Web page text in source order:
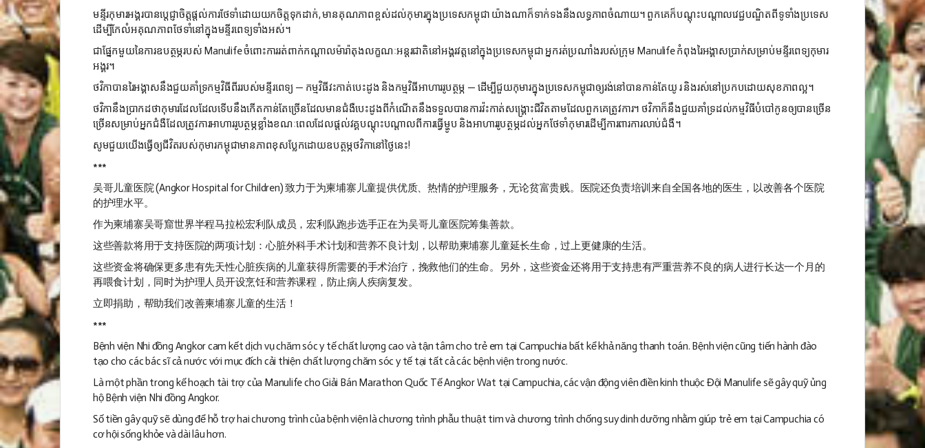
មន្ទីរ​កុមារ​អង្គរ​បាន​ប្ដេជ្ញា​ចិត្ត​ផ្ដល់​ការ​ថែទាំ​ដោយ​យក​ចិត្ត​ទុកដាក់,មាន​គុណភាព​ខ្ពស់​ដល់​កុមារ​ក្នុង​ប្រទេស​កម្ពុជា យ៉ាង​ណា​ក៏​ទាក់ទង​នឹង​លទ្ធភាព​ចំណាយ។ ពួកគេ​ក៏​បណ្ដុះបណ្ដាល​វេជ្ជបណ្ឌិត​ពី​ទូទាំង​ប្រទេស​
ដើម្បី​កែលំអ​គុណភាព​ថែទាំ​នៅ​ក្នុង​មន្ទីរ​ពេទ្យ​ទាំងអស់។
ជា​ផ្នែក​មួយ​នៃ​ការ​ឧបត្ថម្ភ​របស់ Manulifeចំពោះ​ការ​រត់​ពាក់កណ្ដាល​ម៉ារ៉ាតុង​លក្ខណៈ​អន្តរជាតិ​នៅ​អង្គរវត្ត​នៅ​ក្នុង​ប្រទេស​កម្ពុជា អ្នក​រត់​ប្រណាំង​របស់​ក្រុម Manulifeកំពុង​រៃអង្គាស​ប្រាក់​សម្រាប់​មន្ទីរពេទ្យ​កុមារ​
អង្គរ។
ថវិកា​បាន​រៃអង្គាស​នឹង​ជួយ​គាំទ្រ​កម្មវិធី​ពីរ​របស់មន្ទីរពេទ្យ — កម្មវិធីវះកាត់​បេះដូង និង​កម្មវិធី​​អាហារ​រូបត្ថម្ភ — ដើម្បី​ជួយ​កុមារ​ក្នុង​ប្រទេស​កម្ពុជា​ឲ្យ​រង់​នៅ​​បានកាន់តែយូរ និង​រស់នៅ​ប្រកប​ដោយ​សុខភាព​ល្អ។
ថវិកា​នឹង​ប្រាកដថា​​ កុមារ​ដែលដែល​ទើប​នឹង​កើត​កាន់តែ​ច្រើន​ដែល​មាន​ជំងឺបេះដូង​ពី​កំណើត​នឹង​ទទួល​បាន​ការ​វ៉ះកាត់​សង្គ្រោះ​ជីវិត​តាម​ដែល​ពួកគេ​ត្រូ​វការ។ ថវិកា​ក៏​នឹង​ជួយ​គាំទ្រ​ដល់​កម្មវិធី​បំបៅ​កូន​ឲ្យ​បាន​ច្រើន​
ច្រើន​សម្រាប់​អ្នក​ជំងឺ​ដែល​ត្រូវការ​អាហារ​រូបត្ថម្ភ​ខ្លាំង​ ខណៈ​ពេល​ដែល​ផ្ដល់​​វគ្គបណ្ដុះបណ្ដាល​ពី​ការ​ធ្វើ​ម្ហូប និង​អាហាររូបត្ថម្ភ​ដល់​អ្នក​ថែទាំ​កុមារ​ដើម្បីការពារ​​ការ​លាប់​ជំងឺ។
សូម​ជួយ​យើង​ធ្វើ​ឲ្យ​ជីវិត​របស់​កុមារ​កម្ពុជា​មាន​ភាព​ខុសប្លែក​ដោយ​ឧបត្ថម្ភថវិកា​​នៅថ្ងៃ​នេះ!
***
吴哥儿童医院 (Angkor Hospital for Children) 致力于为柬埔寨儿童提供优质、热情的护理服务，无论贫富贵贱。医院还负责培训来自全国各地的医生，以改善各个医院
的护理水平。
作为柬埔寨吴哥窟世界半程马拉松宏利队成员，宏利队跑步选手正在为吴哥儿童医院筹集善款。
这些善款将用于支持医院的两项计划：心脏外科手术计划和营养不良计划，以帮助柬埔寨儿童延长生命，过上更健康的生活。
这些资金将确保更多患有先天性心脏疾病的儿童获得所需要的手术治疗，挽救他们的生命。另外，这些资金还将用于支持患有严重营养不良的病人进行长达一个月的
再喂食计划，同时为护理人员开设烹饪和营养课程，防止病人疾病复发。
立即捐助，帮助我们改善柬埔寨儿童的生活！
***
Bệnh viện Nhi đồng Angkor cam kết dịch vụ chăm sóc y tế chất lượng cao và tận tâm cho trẻ em tại Campuchia bất kể khả năng thanh toán. Bệnh viện cũng tiến hành đào
tạo cho các bác sĩ cả nước với mục đích cải thiện chất lượng chăm sóc y tế tại tất cả các bệnh viện trong nước.
Là một phần trong kế hoạch tài trợ của Manulife cho Giải Bán Marathon Quốc Tế Angkor Wat tại Campuchia, các vận động viên điền kinh thuộc Đội Manulife sẽ gây quỹ ủng
hộ Bệnh viện Nhi đồng Angkor.
Số tiền gây quỹ sẽ dùng để hỗ trợ hai chương trình của bệnh viện là chương trình phẫu thuật tim và chương trình chống suy dinh dưỡng nhằm giúp trẻ em tại Campuchia có
cơ hội sống khỏe và dài lâu hơn.